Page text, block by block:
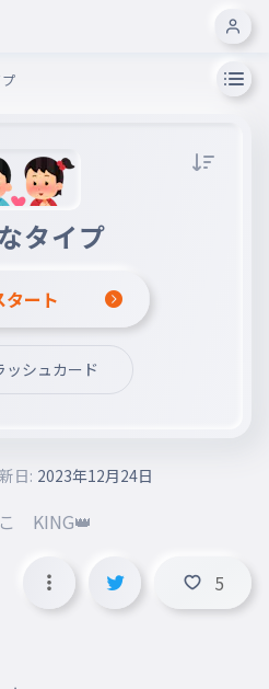
タイプ
タート
ッシュカード
KING👑
日: 2023年12月24日
5